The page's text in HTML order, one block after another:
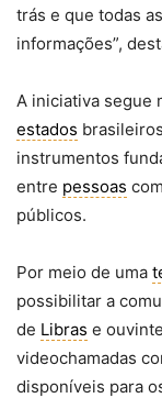
trás e que todas as
informações”,
A iniciativa segue
estados
instrumentos
entre pessoas
públicos.
Por meio de uma
possibilitar a
de Libras e
videochamadas
disponíveis para